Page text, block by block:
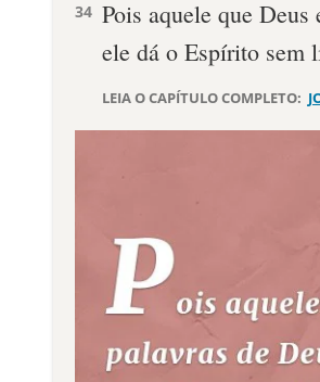
34 Pois aquele que
ele dá o Espírito sem
LEIA O CAPÍTULO COMPLETO: